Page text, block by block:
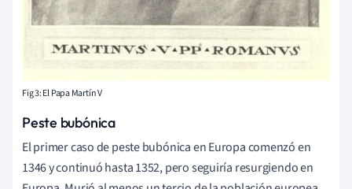
Fig 3: El Papa Martín V
Peste bubónica
El primer caso de peste bubónica en Europa comenzó en
1346 y continuó hasta 1352, pero seguiría resurgiendo en